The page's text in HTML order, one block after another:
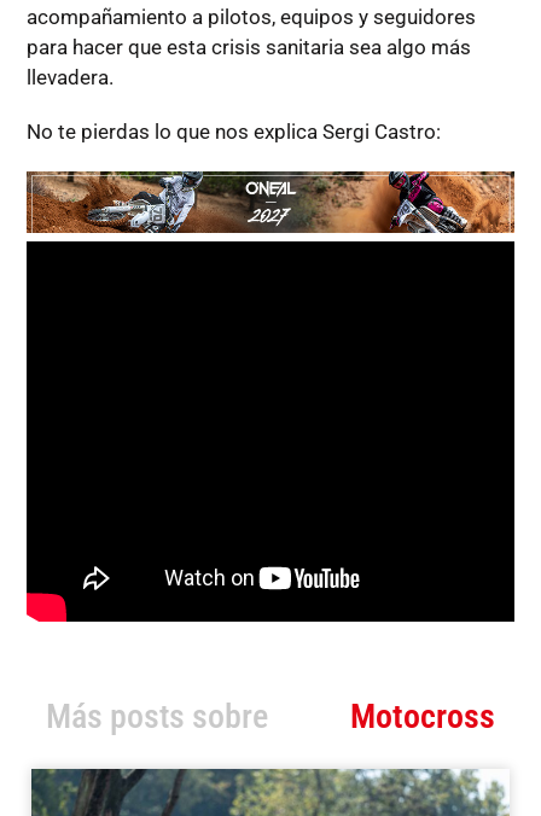
acompañamiento a pilotos, equipos y seguidores
para hacer que esta crisis sanitaria sea algo más
llevadera.
No te pierdas lo que nos explica Sergi Castro:
Más posts sobre Motocross